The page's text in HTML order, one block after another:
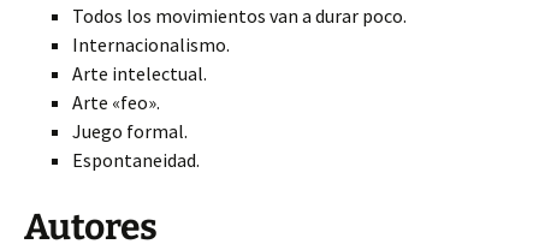
Todos los movimientos van a durar poco.
Internacionalismo.
Arte intelectual.
Arte «feo».
Juego formal.
Espontaneidad.
Autores